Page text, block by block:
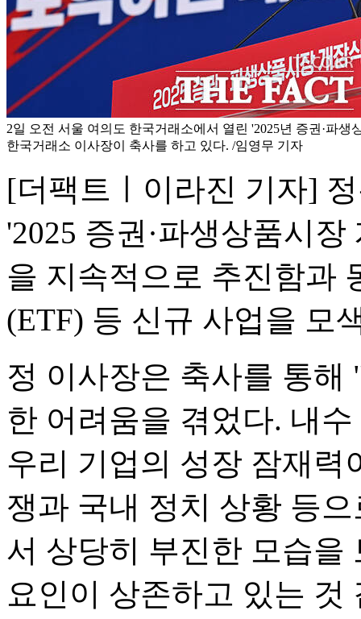
2일 오전 서울 여의도 한국거래소에서 열린 '2025년 증권·파생
한국거래소 이사장이 축사를 하고 있다. /임영무 기자
[더팩트ㅣ이라진 기자]
'2025 증권·파생상품시
을 지속적으로 추진함과
(ETF) 등 신규 사업을 모
정 이사장은 축사를 통해
한 어려움을 겪었다. 내
우리 기업의 성장 잠재력
쟁과 국내 정치 상황 등
서 상당히 부진한 모습
요인이 상존하고 있는 것